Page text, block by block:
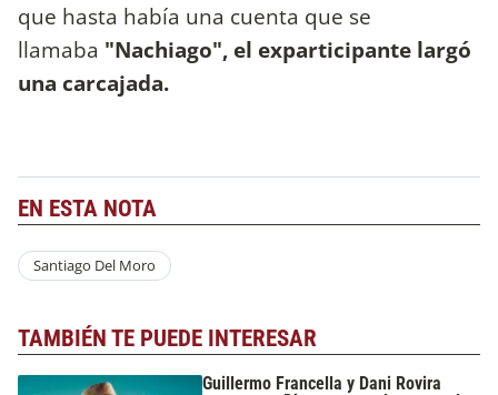
que hasta había una cuenta que se
llamaba "Nachiago", el exparticipante largó
una carcajada.
EN ESTA NOTA
Santiago Del Moro
TAMBIÉN TE PUEDE INTERESAR
Guillermo Francella y Dani Rovira